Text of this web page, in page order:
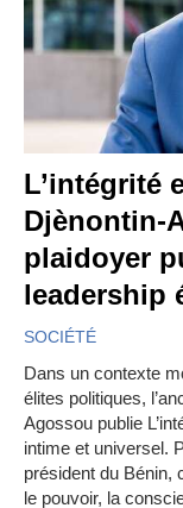
L’intégrité
Djènontin-
plaidoyer
leadership
SOCIÉTÉ
Dans un contexte
élites politiques,
Agossou publie
intime et universel.
président du Bénin,
le pouvoir, la